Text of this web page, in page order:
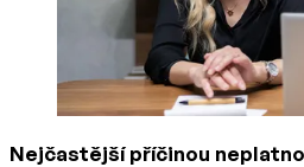
Nejčastější příčinou